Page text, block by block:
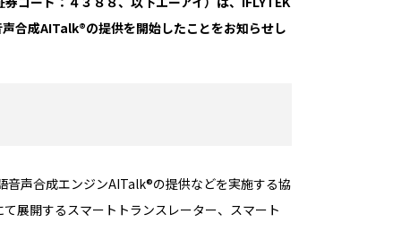
合成AITalk®の提供を開始したことをお知らせし
音声合成エンジンAITalk®の提供などを実施する協
展開するスマートトランスレーター、スマート